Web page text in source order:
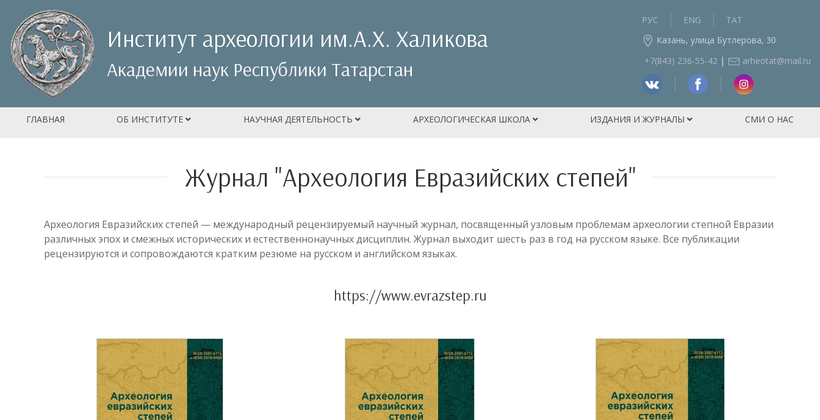
Институт археологии им.А.Х. Халикова
Академии наук Республики Татарстан
РУС ENG
ТАТ
Казань, улица Бутлерова, 30
+7(843) 236‑55-42 | arheotat@mail.ru
ГЛАВНАЯ ОБ ИНСТИТУТЕ НАУЧНАЯ ДЕЯТЕЛЬНОСТЬ АРХЕОЛОГИЧЕСКАЯ ШКОЛА ИЗДАНИЯ И ЖУРНАЛЫ СМИ О НАС
Журнал "Археология Евразийских степей"
Археология Евразийских степей — международный рецензируемый научный журнал, посвященный узловым проблемам археологии степной Евразии
различных эпох и смежных исторических и естественнонаучных дисциплин. Журнал выходит шесть раз в год на русском языке. Все публикации
рецензируются и сопровождаются кратким резюме на русском и английском языках.
https://www.evrazstep.ru